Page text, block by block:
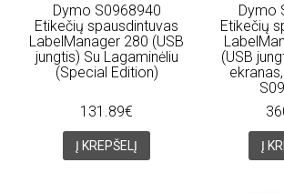
Dymo S0968940
Etikečių spausdintuvas
LabelManager 280 (USB
jungtis) Su Lagaminėliu
(Special Edition)
131.89€
Į KREPŠELĮ
Dymo
Etikečių
(USB
Į